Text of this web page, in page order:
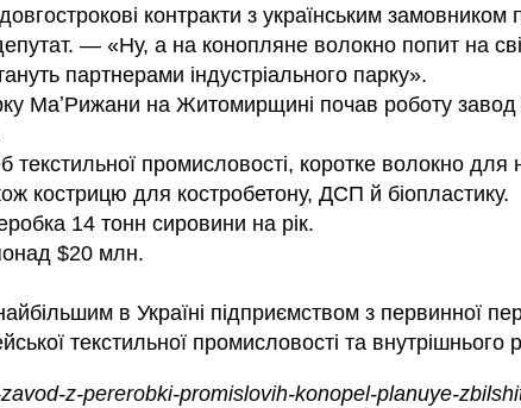
контракти з українським замовником
— «Ну, а на конопляне волокно попит на
партнерами індустріального парку».
МаʼРижани на Житомирщині почав роботу
промисловості, коротке волокно для
кострицю для костробетону, ДСП й біопластику.
14 тонн сировини на рік.
$20 млн.
в Україні підприємством з первинної
текстильної промисловості та внутрішнього
z-pererobki-promislovih-konopel-planuye-